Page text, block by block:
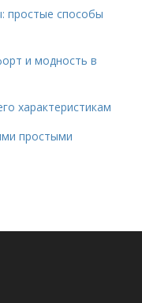
простые способы
и модность в
характеристикам
простыми